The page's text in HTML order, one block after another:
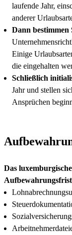
laufende Jahr,
anderer
Dann bestimmen
Einige
die eingehalten
Schließlich
Jahr und stellen
Ansprüchen
Das